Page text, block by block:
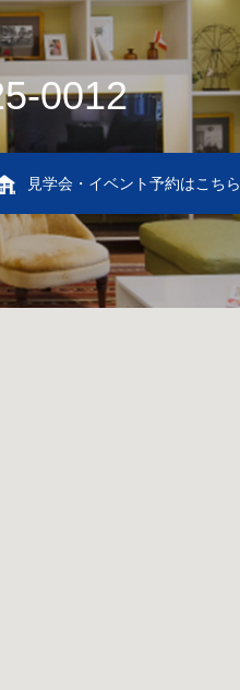
0012
見学会・イベント予約はこちら